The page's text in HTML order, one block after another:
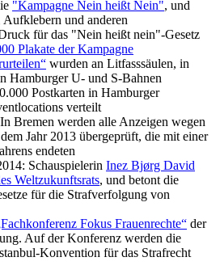
"Kampagne Nein heißt Nein", und
und anderen
für das "Nein heißt nein"-Gesetz
Plakate der Kampagne
wurden an Litfasssäulen, in
Hamburger U- und S-Bahnen
Postkarten in Hamburger
verteilt
Bremen werden alle Anzeigen wegen
Jahr 2013 übergeprüft, die mit einer
endeten
Schauspielerin Inez Bjørg David
Weltzukunftsrats, und betont die
für die Strafverfolgung von
Fokus Frauenrechte“ der
Auf der Konferenz werden die
Konvention für das Strafrecht